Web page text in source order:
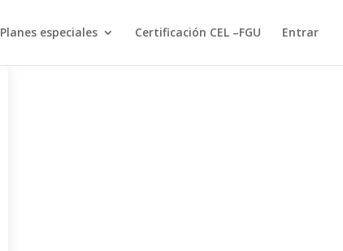
Planes especiales Certificación CEL –FGU Entrar